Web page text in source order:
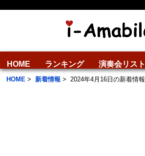
HOME ランキング 演奏会リスト
HOME > 新着情報 > 2024年4月16日の新着情報